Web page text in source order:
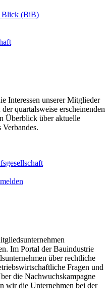
Blick (BiB)
Interessen unserer Mitglieder
quartalsweise erscheinenden
Überblick über aktuelle
Im Portal der Bauindustrie
über rechtliche
Fragen und
die Nachwuchskampagne
die Unternehmen bei der